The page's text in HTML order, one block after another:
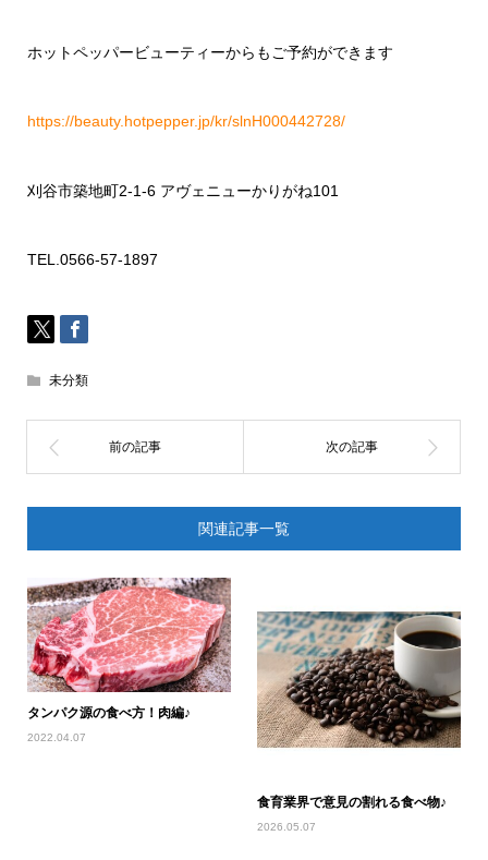
ホットペッパービューティーからもご予約ができます
https://beauty.hotpepper.jp/kr/slnH000442728/
刈谷市築地町2-1-6 アヴェニューかりがね101
TEL.0566-57-1897
未分類
関連記事一覧
タンパク源の食べ方！肉編♪
2022.04.07
食育業界で意見の割れる食べ物♪
2026.05.07